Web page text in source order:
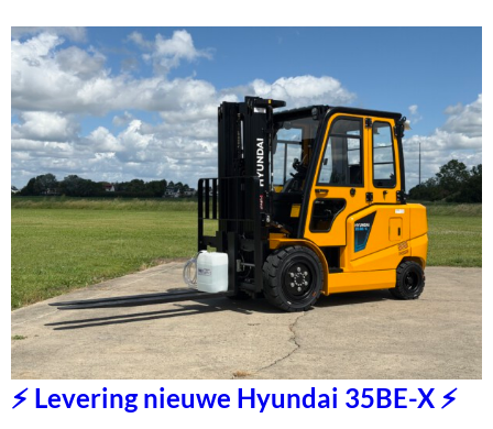
⚡ Levering nieuwe Hyundai 35BE-X ⚡